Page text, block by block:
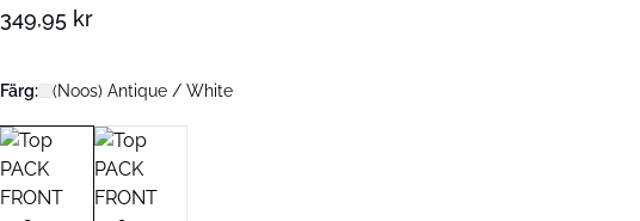
349,95 kr
Färg: (Noos) Antique / White